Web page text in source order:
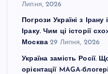
Липня, 2026
Погрози Україні з
Іраку. Чим ці історії
Москва 29 Липня, 2026
Україна замість Росії.
орієнтації MAGA-